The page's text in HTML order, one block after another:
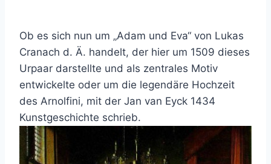
Ob es sich nun um „Adam und Eva“ von Lukas
Cranach d. Ä. handelt, der hier um 1509 dieses
Urpaar darstellte und als zentrales Motiv
entwickelte oder um die legendäre Hochzeit
des Arnolfini, mit der Jan van Eyck 1434
Kunstgeschichte schrieb.